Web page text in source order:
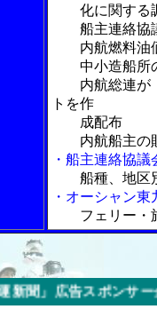
化に関する調
船主連絡協議
内航燃料油
中小造船所の
内航総連が「
トを作
成配布
内航船主の財
・船主連絡協
船種、地区
・オーシャン
フェリー・
スポンサー企業